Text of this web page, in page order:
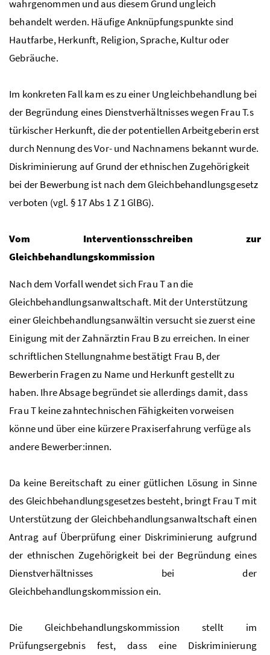
wahrgenommen und aus diesem Grund ungleich
behandelt werden. HäufigeAnknüpfungspunkte sind
Hautfarbe, Herkunft, Religion, Sprache, Kultur oder
Gebräuche.
Im konkreten Fall kam es zu einer Ungleichbehandlung bei
der Begründung eines Dienstverhältnisses wegen Frau T.s
türkischer Herkunft, die der potentiellen Arbeitgeberin erst
durch Nennung des Vor- und Nachnamens bekannt wurde.
Diskriminierung auf Grund der ethnischen Zugehörigkeit
bei der Bewerbung ist nach dem Gleichbehandlungsgesetz
verboten (vgl. § 17 Abs 1 Z 1 GlBG).
Vom Interventionsschreiben zur
Gleichbehandlungskommission
Nach dem Vorfall wendet sich Frau T an die
Gleichbehandlungsanwaltschaft. Mit der Unterstützung
einer Gleichbehandlungsanwältin versucht sie zuerst eine
Einigung mit der Zahnärztin Frau B zu erreichen. In einer
schriftlichen Stellungnahme bestätigt Frau B, der
Bewerberin Fragen zu Name und Herkunft gestellt zu
haben. Ihre Absage begründet sie allerdings damit, dass
Frau T keine zahntechnischen Fähigkeiten vorweisen
könne und über eine kürzere Praxiserfahrung verfüge als
andere Bewerber:innen.
Da keine Bereitschaft zu einer gütlichen Lösung in Sinne
des Gleichbehandlungsgesetzes besteht, bringt Frau T mit
Unterstützung der Gleichbehandlungsanwaltschaft einen
Antrag auf Überprüfung einer Diskriminierung aufgrund
der ethnischen Zugehörigkeit bei der Begründung eines
Dienstverhältnisses bei der
Gleichbehandlungskommission ein.
Die Gleichbehandlungskommission stellt im
Prüfungsergebnis fest, dass eine Diskriminierung